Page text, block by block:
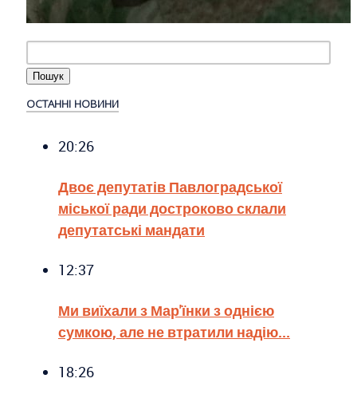
ОСТАННІ НОВИНИ
20:26
Двоє депутатів Павлоградської
міської ради достроково склали
депутатські мандати
12:37
Ми виїхали з Мар'їнки з однією
сумкою, але не втратили надію...
18:26